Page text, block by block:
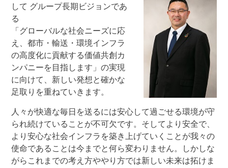
して グループ長期ビジョンであ
る
「グローバルな社会ニーズに応
え、都市・輸送・環境インフラ
の高度化に貢献する価値共創カ
ンパニーを目指します」の実現
に向けて、新しい発想と確かな
足取りを重ねていきます。
人々が快適な毎日を送るには安心して過ごせる環境が守
られ続けていることが不可欠です。そしてより安全で、
より安心な社会インフラを築き上げていくことが我々の
使命であることは今までと何ら変わりません。しかしな
がらこれまでの考え方ややり方では新しい未来は拓けま